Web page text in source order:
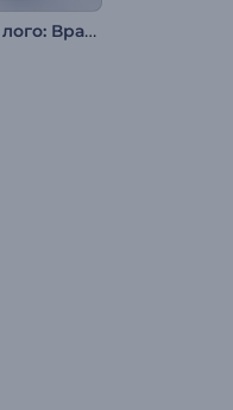
Анимация лого: Вращение полусферы